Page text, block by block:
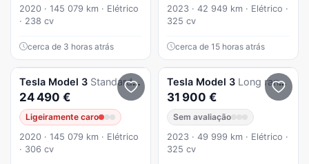
2020 · 145 079 km · Elétrico
· 238 cv
cerca de 3 horas atrás
2023 · 42 949 km · Elétrico ·
325 cv
cerca de 15 horas atrás
Tesla Model 3 Standard Range Plus RWD
24 490 €
Ligeiramente caro
2020 · 145 079 km · Elétrico
· 306 cv
Tesla Model 3 Long range tração traseira
31 900 €
Sem avaliação
2023 · 49 999 km · Elétrico ·
325 cv